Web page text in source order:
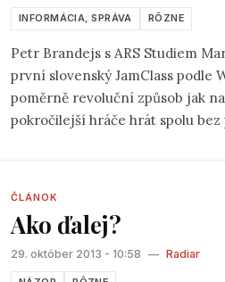
INFORMÁCIA, SPRÁVA RÔZNE
Petr Brandejs s ARS Studiem
první slovenský JamClass podle
poměrně revoluční způsob jak
pokročilejší hráče hrát spolu
ČLÁNOK
Ako ďalej?
29. október 2013 - 10:58 — Radiar